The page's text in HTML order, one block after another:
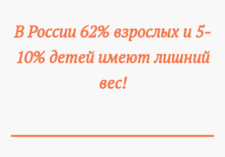
В России 62% взрослых и 5-
10% детей имеют лишний
вес!